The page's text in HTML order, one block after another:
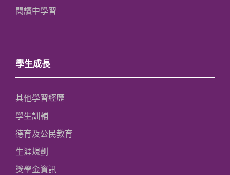
閱讀中學習
學生成長
其他學習經歷
學生訓輔
德育及公民教育
生涯規劃
獎學金資訊